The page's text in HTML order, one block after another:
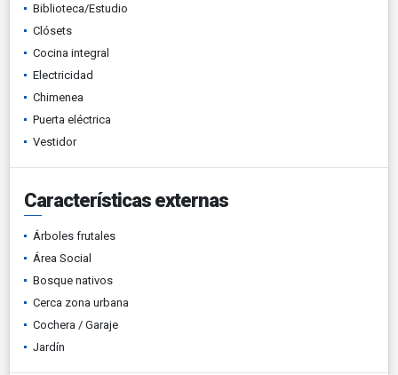
Biblioteca/Estudio
Clósets
Cocina integral
Electricidad
Chimenea
Puerta eléctrica
Vestidor
Características externas
Árboles frutales
Área Social
Bosque nativos
Cerca zona urbana
Cochera / Garaje
Jardín